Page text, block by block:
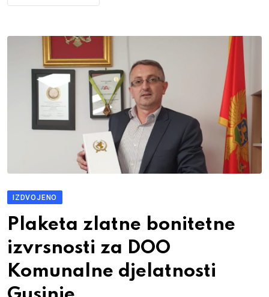
IZDVOJENO
Plaketa zlatne bonitetne
izvrsnosti za DOO
Komunalne djelatnosti